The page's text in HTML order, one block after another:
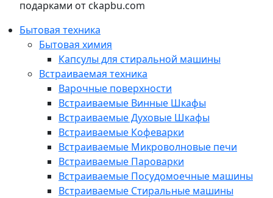
подарками от ckapbu.com
Бытовая техника
Бытовая химия
Капсулы для стиральной машины
Встраиваемая техника
Варочные поверхности
Встраиваемые Винные Шкафы
Встраиваемые Духовые Шкафы
Встраиваемые Кофеварки
Встраиваемые Микроволновые печи
Встраиваемые Пароварки
Встраиваемые Посудомоечные машины
Встраиваемые Стиральные машины